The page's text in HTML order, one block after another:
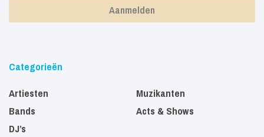
Categorieën
Artiesten
Bands
DJ’s
Muzikanten
Acts & Shows